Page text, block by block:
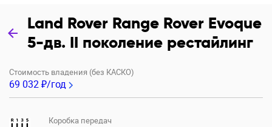
Land Rover Range Rover Evoque
5-дв. II поколение рестайлинг
Стоимость владения (без КАСКО)
69 032 ₽/год
Коробка передач